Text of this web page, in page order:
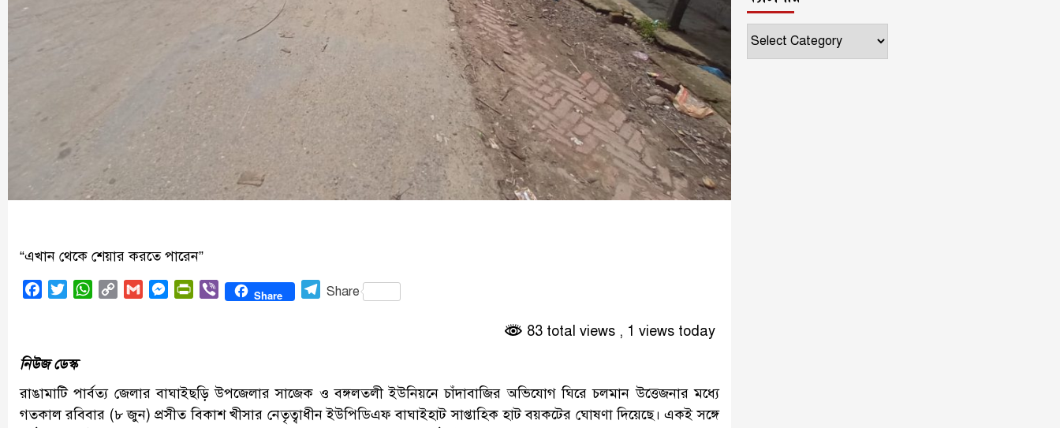
“এখান থেকে শেয়ার করতে পারেন”
FacebookTwitterWhatsApp
Copy
Gmail MessengerPrintFriendly
Viber Share Telegram
Share
83 total views , 1 views today
নিউজ ডেস্ক
রাঙামাটি পার্বত্য জেলার বাঘাইছড়ি উপজেলার সাজেক ও বঙ্গলতলী ইউনিয়নে চাঁদাবাজির অভিযোগ ঘিরে চলমান উত্তেজনার মধ্যে
গতকাল রবিবার (৮ জুন) প্রসীত বিকাশ খীসার নেতৃত্বাধীন ইউপিডিএফ বাঘাইহাট সাপ্তাহিক হাট বয়কটের ঘোষণা দিয়েছে। একই সঙ্গে
ক্যাটাগরি